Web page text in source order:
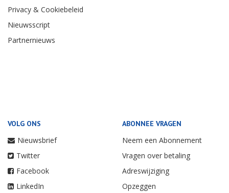
Privacy & Cookiebeleid
Nieuwsscript
Partnernieuws
VOLG ONS
Nieuwsbrief
Twitter
Facebook
LinkedIn
ABONNEE VRAGEN
Neem een Abonnement
Vragen over betaling
Adreswijziging
Opzeggen